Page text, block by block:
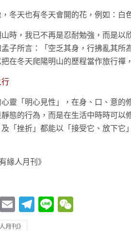
冬天也有冬天會開的花，例如：
時，我已不再是忍耐勉強，而是
子所言：「空乏其身，行拂亂其
在冬天爬陽明山的歷程當作旅行禪
靈「明心見性」，在身、口、意
態的行為，而是在生活中時時可
「挫折」都能以「接受它、放下
緣人月刊》
Twitter
EmailTelegram
Line
月刊》